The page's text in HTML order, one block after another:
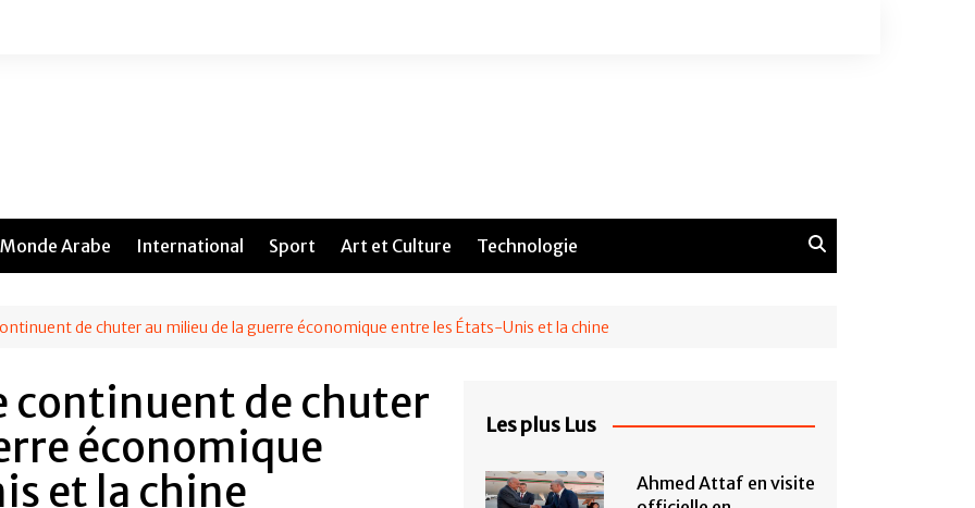
Monde Arabe International Sport Art et Culture Technologie
de chuter au milieu de la guerre économique entre les États-Unis et la chine
continuent de chuter
économique
et la chine
Les plus Lus
Ahmed Attaf en visite